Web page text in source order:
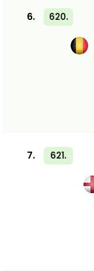
6. 620.
7. 621.